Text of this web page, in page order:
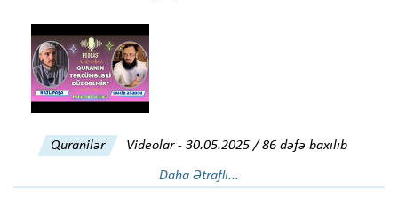
Quranilər Videolar- 30.05.2025 / 86 dəfə baxılıb
Daha Ətraflı...